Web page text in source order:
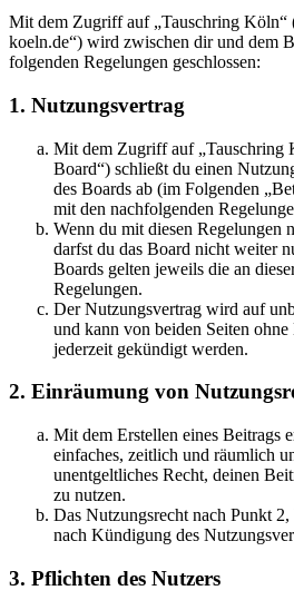
Mit dem Zugriff auf „Tauschring Köln“
koeln.de“) wird zwischen dir und dem
folgenden Regelungen geschlossen:
1. Nutzungsvertrag
Mit dem Zugriff auf „Tauschring
Board“) schließt du einen
des Boards ab (im Folgenden
mit den nachfolgenden
Wenn du mit diesen Regelungen
darfst du das Board nicht weiter
Boards gelten jeweils die an
Regelungen.
Der Nutzungsvertrag wird auf
und kann von beiden Seiten
jederzeit gekündigt werden.
2. Einräumung von
Mit dem Erstellen eines Beitrags
einfaches, zeitlich und räumlich
unentgeltliches Recht, deinen
zu nutzen.
Das Nutzungsrecht nach Punkt
nach Kündigung des
3. Pflichten des Nutzers